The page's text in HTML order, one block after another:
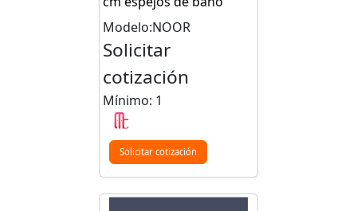
Modelo:NOOR
Solicitar
cotización
Mínimo: 1
Solicitar cotización